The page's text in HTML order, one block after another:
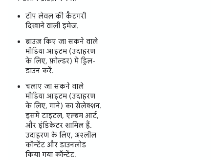
टॉप लेवल की कैटगरी
दिखाने वाली इमेज.
ब्राउज़ किए जा सकने वाले
मीडिया आइटम (उदाहरण
के लिए, फ़ोल्डर) में ड्रिल-
डाउन करें.
चलाए जा सकने वाले
मीडिया आइटम (उदाहरण
के लिए, गाने) का सेलेक्शन.
इसमें टाइटल, एल्बम आर्ट,
और इंडिकेटर शामिल हैं.
उदाहरण के लिए, अश्लील
कॉन्टेंट और डाउनलोड
किया गया कॉन्टेंट.